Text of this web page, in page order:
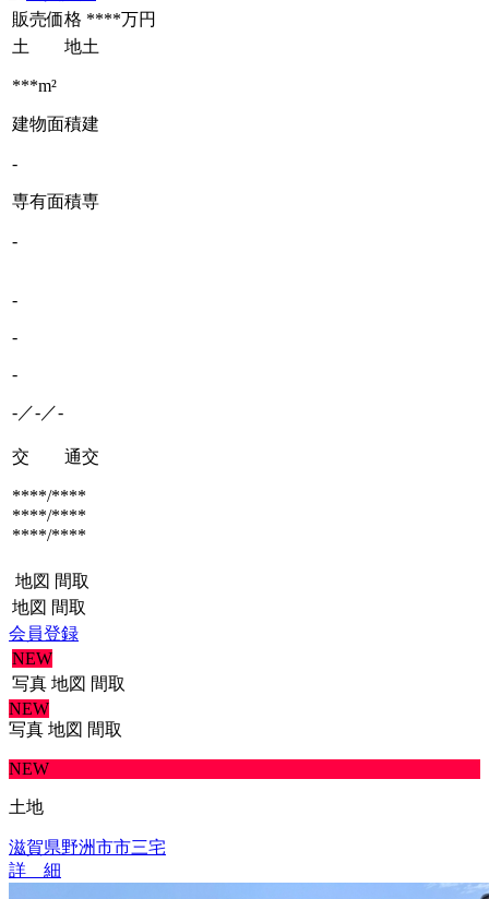
販売価格 ****万円
土 地土
***m²
建物面積建
-
専有面積専
-
-
-
-
-／-／-
交 通交
****/****
****/****
****/****
地図 間取
地図 間取
会員登録
NEW
写真 地図 間取
NEW
写真 地図 間取
NEW
土地
滋賀県野洲市市三宅
詳 細